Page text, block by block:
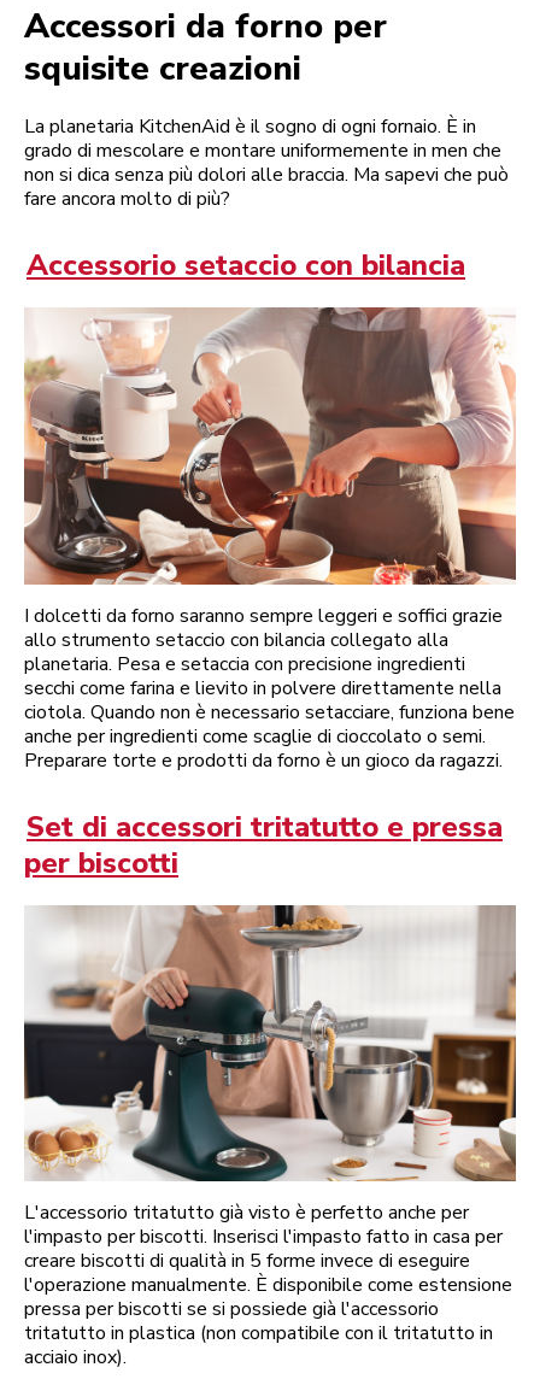
Accessori da forno per
squisite creazioni
La planetaria KitchenAid è il sogno di ogni fornaio. È in
grado di mescolare e montare uniformemente in men che
non si dica senza più dolori alle braccia. Ma sapevi che può
fare ancora molto di più?
Accessorio setaccio con bilancia
I dolcetti da forno saranno sempre leggeri e soffici grazie
allo strumento setaccio con bilancia collegato alla
planetaria. Pesa e setaccia con precisione ingredienti
secchi come farina e lievito in polvere direttamente nella
ciotola. Quando non è necessario setacciare, funziona bene
anche per ingredienti come scaglie di cioccolato o semi.
Preparare torte e prodotti da forno è un gioco da ragazzi.
Set di accessori tritatutto e pressa
per biscotti
L'accessorio tritatutto già visto è perfetto anche per
l'impasto per biscotti. Inserisci l'impasto fatto in casa per
creare biscotti di qualità in 5 forme invece di eseguire
l'operazione manualmente. È disponibile come estensione
pressa per biscotti se si possiede già l'accessorio
tritatutto in plastica (non compatibile con il tritatutto in
acciaio inox).